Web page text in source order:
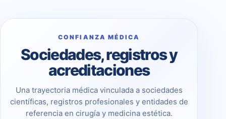
CONFIANZA MÉDICA
Sociedades, registros y
acreditaciones
Una trayectoria médica vinculada a sociedades
científicas, registros profesionales y entidades de
referencia en cirugía y medicina estética.